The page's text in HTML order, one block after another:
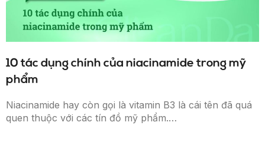
10 tác dụng chính của niacinamide trong mỹ
phẩm
Niacinamide hay còn gọi là vitamin B3 là cái tên đã quá
quen thuộc với các tín đồ mỹ phẩm.…